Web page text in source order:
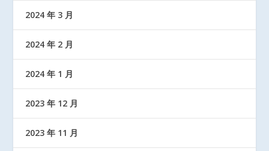
2024 年 3 月
2024 年 2 月
2024 年 1 月
2023 年 12 月
2023 年 11 月